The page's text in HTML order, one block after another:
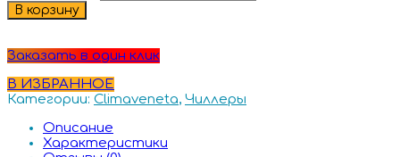
В корзину
Заказать в один клик
В ИЗБРАННОЕ
Категории: Climaveneta, Чиллеры
Описание
Характеристики